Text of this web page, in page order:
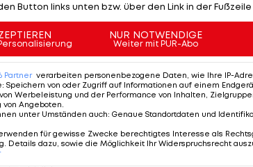
Überfahren der Randsteine auf. Dies
Problematik, da die Randsteine sich
kommt nicht so gut über die
Champions komfortable 41
Button links unten bzw. über den Link in der Fußzeile
NUR NOTWENDIGE
Weiter mit PUR-Abo
Partner verarbeiten personenbezogene Daten, wie Ihre IP-
: Speichern von oder Zugriff auf Informationen auf einem
Werbeleistung und der Performance von Inhalten,
von Angeboten.
unter Umständen auch: Genaue Standortdaten und
für gewisse Zwecke berechtigtes Interesse als
Details dazu, sowie die Möglichkeit Ihr Widerspruchsrecht